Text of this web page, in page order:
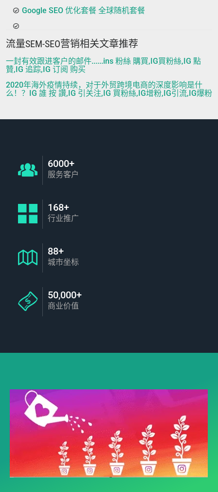
Google SEO 优化套餐 全球随机套餐
流量SEM-SEO营销相关文章推荐
一封有效跟进客户的邮件......ins 粉絲 購買,IG買粉絲,IG 點
贊,IG 追踪,IG 订阅 购买
2020年海外疫情持续，对于外贸跨境电商的深度影响是什
么！？IG 誰 按 讚,IG 引关注,IG 買粉絲,IG增粉,IG引流,IG爆粉
6000+
服务客户
168+
行业推广
88+
城市坐标
50,000+
商业价值